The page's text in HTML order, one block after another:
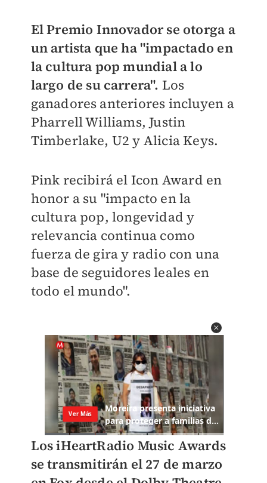
El Premio Innovador se otorga a
un artista que ha "impactado en
la cultura pop mundial a lo
largo de su carrera". Los
ganadores anteriores incluyen a
Pharrell Williams, Justin
Timberlake, U2 y Alicia Keys.
Pink recibirá el Icon Award en
honor a su "impacto en la
cultura pop, longevidad y
relevancia continua como
fuerza de gira y radio con una
base de seguidores leales en
todo el mundo".
Los iHeartRadio Music Awards
se transmitirán el 27 de marzo